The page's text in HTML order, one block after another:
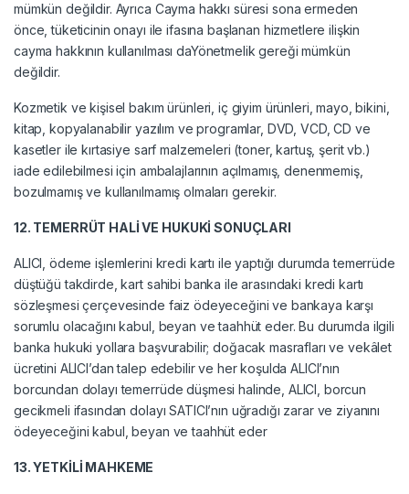
mümkün değildir. Ayrıca Cayma hakkı süresi sona ermeden
önce, tüketicinin onayı ile ifasına başlanan hizmetlere ilişkin
cayma hakkının kullanılması daYönetmelik gereği mümkün
değildir.
Kozmetik ve kişisel bakım ürünleri, iç giyim ürünleri, mayo, bikini,
kitap, kopyalanabilir yazılım ve programlar, DVD, VCD, CD ve
kasetler ile kırtasiye sarf malzemeleri (toner, kartuş, şerit vb.)
iade edilebilmesi için ambalajlarının açılmamış, denenmemiş,
bozulmamış ve kullanılmamış olmaları gerekir.
12. TEMERRÜT HALİ VE HUKUKİ SONUÇLARI
ALICI, ödeme işlemlerini kredi kartı ile yaptığı durumda temerrüde
düştüğü takdirde, kart sahibi banka ile arasındaki kredi kartı
sözleşmesi çerçevesinde faiz ödeyeceğini ve bankaya karşı
sorumlu olacağını kabul, beyan ve taahhüt eder. Bu durumda ilgili
banka hukuki yollara başvurabilir; doğacak masrafları ve vekâlet
ücretini ALICI’dan talep edebilir ve her koşulda ALICI’nın
borcundan dolayı temerrüde düşmesi halinde, ALICI, borcun
gecikmeli ifasından dolayı SATICI’nın uğradığı zarar ve ziyanını
ödeyeceğini kabul, beyan ve taahhüt eder
13. YETKİLİ MAHKEME